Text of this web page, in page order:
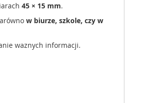
45 × 15 mm.
w biurze, szkole, czy w
waznych informacji.